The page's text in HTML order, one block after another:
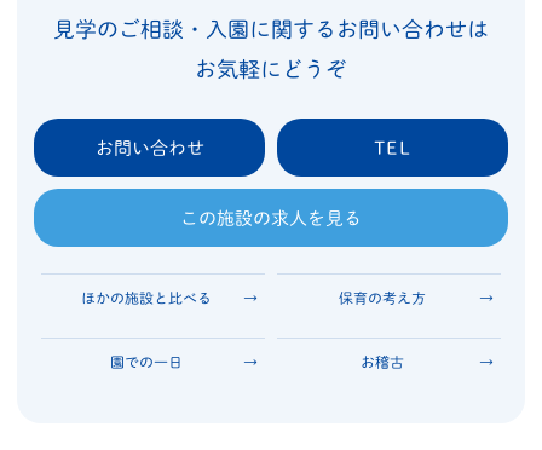
見学のご相談・入園に関するお問い合わせは
お気軽にどうぞ
お問い合わせ TEL
この施設の求人を見る
ほかの施設と比べる 保育の考え方
園での一日 お稽古